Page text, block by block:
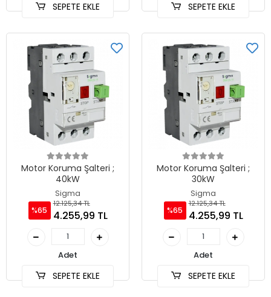
SEPETE EKLE SEPETE EKLE
Motor Koruma Şalteri ;
40kW
Sigma
%65
12.125,34 TL
4.255,99 TL
Adet
SEPETE EKLE
Motor Koruma Şalteri ;
30kW
Sigma
%65
12.125,34 TL
4.255,99 TL
Adet
SEPETE EKLE